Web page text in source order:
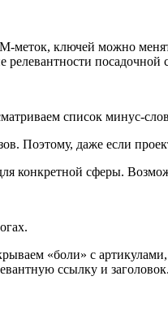
ключей можно
посадочной
список минус-
Поэтому, даже если
конкретной сферы.
«боли» с
ссылку и заголовок.